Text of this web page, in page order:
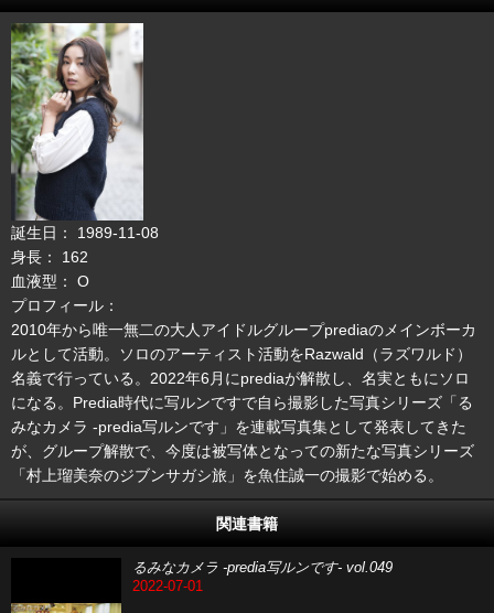
誕生日： 1989-11-08
身長： 162
血液型： O
プロフィール：
2010年から唯一無二の大人アイドルグループprediaのメインボーカ
ルとして活動。ソロのアーティスト活動をRazwald（ラズワルド）
名義で行っている。2022年6月にprediaが解散し、名実ともにソロ
になる。Predia時代に写ルンですで自ら撮影した写真シリーズ「る
みなカメラ -predia写ルンです」を連載写真集として発表してきた
が、グループ解散で、今度は被写体となっての新たな写真シリーズ
「村上瑠美奈のジブンサガシ旅」を魚住誠一の撮影で始める。
関連書籍
るみなカメラ -predia写ルンです- vol.049
2022-07-01